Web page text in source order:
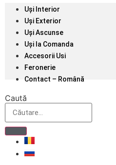
Uși Interior
Uși Exterior
Uși Ascunse
Uși la Comanda
Accesorii Usi
Feronerie
Contact – Română
Caută